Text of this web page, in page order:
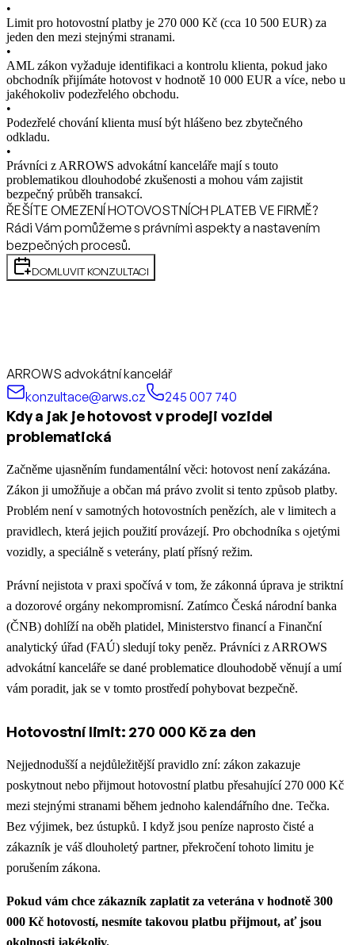
•
Limit pro hotovostní platby je 270 000 Kč (cca 10 500 EUR) za
jeden den mezi stejnými stranami.
•
AML zákon vyžaduje identifikaci a kontrolu klienta, pokud jako
obchodník přijímáte hotovost v hodnotě 10 000 EUR a více, nebo u
jakéhokoliv podezřelého obchodu.
•
Podezřelé chování klienta musí být hlášeno bez zbytečného
odkladu.
•
Právníci z ARROWS advokátní kanceláře mají s touto
problematikou dlouhodobé zkušenosti a mohou vám zajistit
bezpečný průběh transakcí.
ŘEŠÍTE OMEZENÍ HOTOVOSTNÍCH PLATEB VE FIRMĚ?
Rádi Vám pomůžeme s právními aspekty a nastavením
bezpečných procesů.
DOMLUVIT KONZULTACI
ARROWS advokátní kancelář
konzultace@arws.cz
245 007 740
Kdy a jak je hotovost v prodeji vozidel
problematická
Začněme ujasněním fundamentální věci: hotovost není zakázána.
Zákon ji umožňuje a občan má právo zvolit si tento způsob platby.
Problém není v samotných hotovostních penězích, ale v limitech a
pravidlech, která jejich použití provázejí. Pro obchodníka s ojetými
vozidly, a speciálně s veterány, platí přísný režim.
Právní nejistota v praxi spočívá v tom, že zákonná úprava je striktní
a dozorové orgány nekompromisní. Zatímco Česká národní banka
(ČNB) dohlíží na oběh platidel, Ministerstvo financí a Finanční
analytický úřad (FAÚ) sledují toky peněz. Právníci z ARROWS
advokátní kanceláře se dané problematice dlouhodobě věnují a umí
vám poradit, jak se v tomto prostředí pohybovat bezpečně.
Hotovostní limit: 270 000 Kč za den
Nejjednodušší a nejdůležitější pravidlo zní: zákon zakazuje
poskytnout nebo přijmout hotovostní platbu přesahující 270 000 Kč
mezi stejnými stranami během jednoho kalendářního dne. Tečka.
Bez výjimek, bez ústupků. I když jsou peníze naprosto čisté a
zákazník je váš dlouholetý partner, překročení tohoto limitu je
porušením zákona.
Pokud vám chce zákazník zaplatit za veterána v hodnotě 300
000 Kč hotovostí, nesmíte takovou platbu přijmout, ať jsou
okolnosti jakékoliv.